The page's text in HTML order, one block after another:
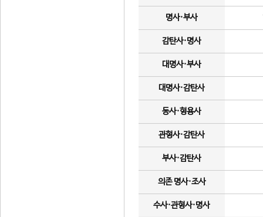
명사·부사
감탄사·명사
대명사·부사
대명사·감탄사
동사·형용사
관형사·감탄사
부사·감탄사
의존 명사·조사
수사·관형사·명사